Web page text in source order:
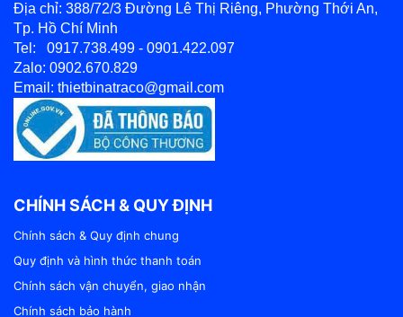
Địa chỉ: 388/72/3 Đường Lê Thị Riêng, Phường Thới An,
Tp. Hồ Chí Minh
Tel: 0917.738.499 - 0901.422.097
Zalo: 0902.670.829
Email: thietbinatraco@gmail.com
CHÍNH SÁCH & QUY ĐỊNH
Chính sách & Quy định chung
Quy định và hình thức thanh toán
Chính sách vận chuyển, giao nhận
Chính sách bảo hành